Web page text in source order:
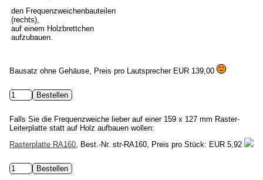
den Frequenzweichenbauteilen
(rechts),
auf einem Holzbrettchen
aufzubauen.
Bausatz ohne Gehäuse, Preis pro Lautsprecher EUR 139,00
Falls Sie die Frequenzweiche lieber auf einer 159 x 127 mm Raster-
Leiterplatte statt auf Holz aufbauen wollen:
Rasterplatte RA160, Best.-Nr. str-RA160, Preis pro Stück: EUR 5,92